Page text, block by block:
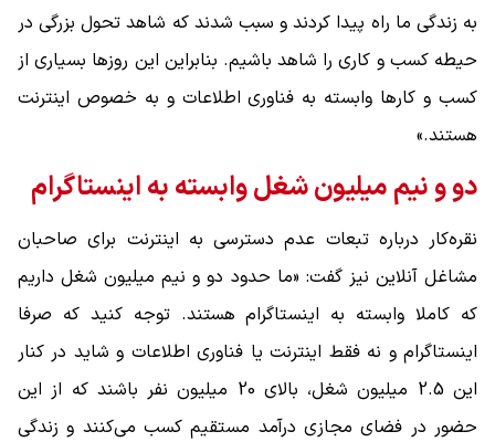
به زندگی ما راه پیدا کردند و سبب شدند که شاهد تحول بزرگی در
حیطه کسب و کاری را شاهد باشیم. بنابراین این روزها بسیاری از
کسب و کارها وابسته به فناوری اطلاعات و به خصوص اینترنت
هستند.»
دو و نیم میلیون شغل وابسته به اینستاگرام
نقره‌کار درباره تبعات عدم دسترسی به اینترنت برای صاحبان
مشاغل آنلاین نیز گفت: «ما حدود دو و نیم میلیون شغل داریم
که کاملا وابسته به اینستاگرام هستند. توجه کنید که صرفا
اینستاگرام و نه فقط اینترنت یا فناوری اطلاعات و شاید در کنار
این 2.5 میلیون شغل، بالای 20 میلیون نفر باشند که از این
حضور در فضای مجازی درآمد مستقیم کسب می‌کنند و زندگی